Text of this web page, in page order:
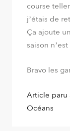
course
j’étais de
Ça ajoute
saison
Bravo les
Article paru
Océans